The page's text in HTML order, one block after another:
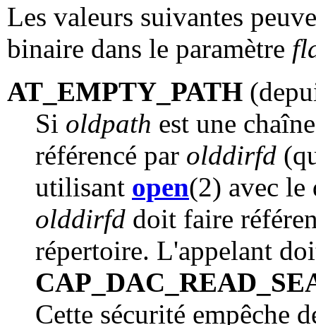
Les valeurs suivantes
binaire dans le paramètre
AT_EMPTY_PATH
Si oldpath est une
référencé par olddirfd
utilisant open(2) avec le
olddirfd doit faire
répertoire. L'appelant
Cette sécurité empêche